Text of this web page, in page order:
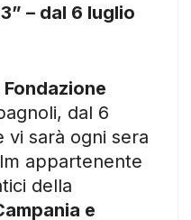
– dal 6 luglio
Fondazione
dal 6
sarà ogni sera
appartenente
della
e